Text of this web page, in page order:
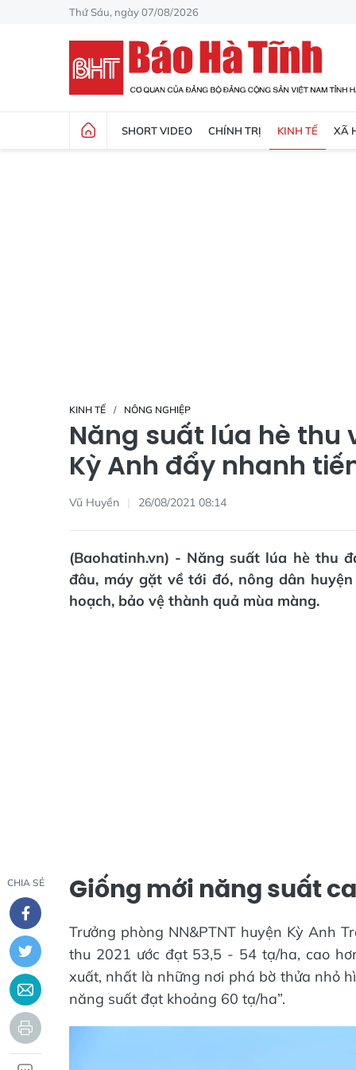
Thứ Sáu, ngày 07/08/2026
SHORT VIDEO CHÍNH TRỊ KINH TẾ XÃ
KINH TẾ NÔNG NGHIỆP
Năng suất lúa hè thu
Kỳ Anh đẩy nhanh
Vũ Huyền 26/08/2021 08:14
(Baohatinh.vn) - Năng suất lúa hè thu
đâu, máy gặt về tới đó, nông dân
hoạch, bảo vệ thành quả mùa màng.
CHIA SẺ Giống mới năng suất
Trưởng phòng NN&PTNT huyện Kỳ Anh
thu 2021 ước đạt 53,5 - 54 tạ/ha, cao
xuất, nhất là những nơi phá bờ thửa nhỏ
năng suất đạt khoảng 60 tạ/ha”.